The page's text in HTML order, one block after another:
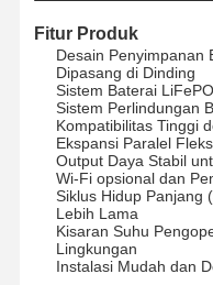
Sistem Penyimpanan
Pompa Panas PVT
Penawaran Panas
Peralatan Rumah
Lampu Dekorasi
Sistem Energi
Fitur Produk
Desain Penyimpanan
Dipasang di Dinding
Sistem Baterai
Sistem Perlindungan
Kompatibilitas Tinggi
Ekspansi Paralel
Output Daya Stabil
Wi-Fi opsional dan
Siklus Hidup Panjang
Lebih Lama
Kisaran Suhu
Lingkungan
Instalasi Mudah dan